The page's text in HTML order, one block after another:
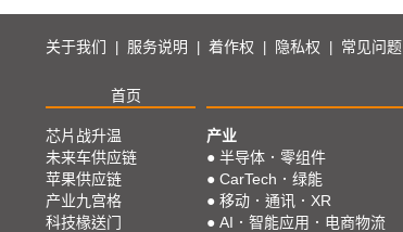
关于我们 服务说明 着作权 隐私权 常见问题
首页
芯片战升温
未来车供应链
苹果供应链
产业九宫格
科技椽送门
产业
● 半导体．零组件
● CarTech．绿能
● 移动．通讯．XR
● AI．智能应用．电商物流